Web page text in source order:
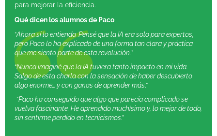
para mejorar la eficiencia.
Qué dicen los alumnos de Paco
“Ahora sí lo entiendo. Pensé que la IA era solo para expertos,
pero Paco lo ha explicado de una forma tan clara y práctica
que me siento parte de esta revolución.”
“Nunca imaginé que la IA tuviera tanto impacto en mi vida.
Salgo de esta charla con la sensación de haber descubierto
algo enorme… y con ganas de aprender más.”
“Paco ha conseguido que algo que parecía complicado se
vuelva fascinante. He aprendido muchísimo y, lo mejor de todo,
sin sentirme perdido en tecnicismos.”